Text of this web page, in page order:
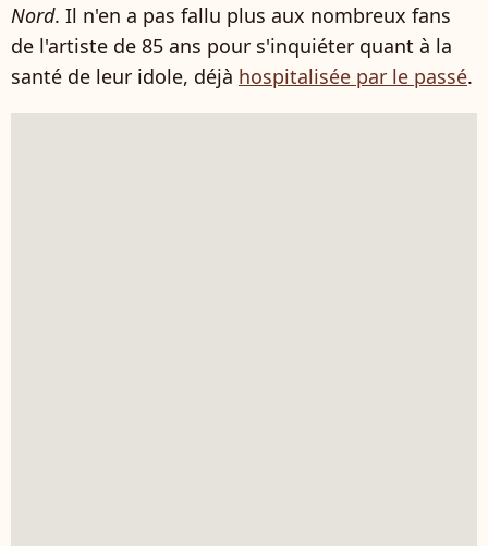
Nord. Il n'en a pas fallu plus aux nombreux fans
de l'artiste de 85 ans pour s'inquiéter quant à la
santé de leur idole, déjà hospitalisée par le passé.